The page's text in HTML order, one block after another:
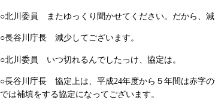
○北川委員 またゆっくり聞かせてください。だから、
○長谷川庁長 減少してございます。
○北川委員 いつ切れるんでしたっけ、協定は。
○長谷川庁長 協定上は、平成24年度から５年間は赤字
では補填をする協定になってございます。